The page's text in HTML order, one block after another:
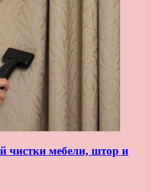
чистки мебели, штор и